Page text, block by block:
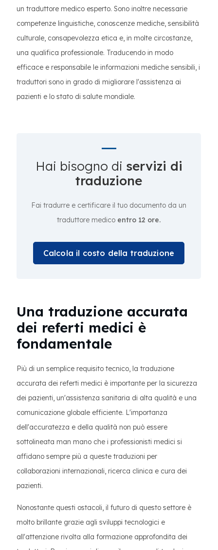
un traduttore medico esperto. Sono inoltre necessarie
competenze linguistiche, conoscenze mediche, sensibilità
culturale, consapevolezza etica e, in molte circostanze,
una qualifica professionale. Traducendo in modo
efficace e responsabile le informazioni mediche sensibili, i
traduttori sono in grado di migliorare l'assistenza ai
pazienti e lo stato di salute mondiale.
Hai bisogno di servizi di
traduzione
Fai tradurre e certificare il tuo documento da un
traduttore medico entro 12 ore.
Calcola il costo della traduzione
Una traduzione accurata
dei referti medici è
fondamentale
Più di un semplice requisito tecnico, la traduzione
accurata dei referti medici è importante per la sicurezza
dei pazienti, un'assistenza sanitaria di alta qualità e una
comunicazione globale efficiente. L'importanza
dell'accuratezza e della qualità non può essere
sottolineata man mano che i professionisti medici si
affidano sempre più a queste traduzioni per
collaborazioni internazionali, ricerca clinica e cura dei
pazienti.
Nonostante questi ostacoli, il futuro di questo settore è
molto brillante grazie agli sviluppi tecnologici e
all'attenzione rivolta alla formazione approfondita dei